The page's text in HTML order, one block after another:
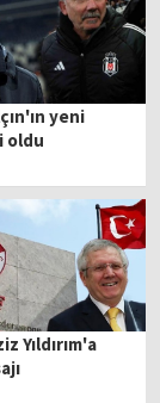
yeni
oldu
Yıldırım'a